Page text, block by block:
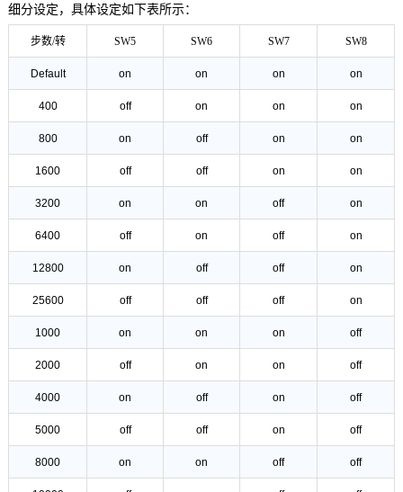
细分设定，具体设定如下表所示：
步数/转 SW5 SW6 SW7 SW8
Default on on on on
400 off on on on
800 on off on on
1600 off off on on
3200 on on off on
6400 off on off on
12800 on off off on
25600 off off off on
1000 on on on off
2000 off on on off
4000 on off on off
5000 off off on off
8000 on on off off